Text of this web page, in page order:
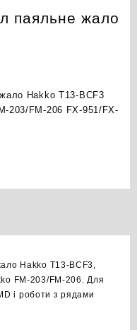
паяльне жало
Hakko T13-BCF3
203/FM-206 FX-951/FX-
Hakko T13-BCF3,
FM-203/FM-206. Для
і роботи з рядами